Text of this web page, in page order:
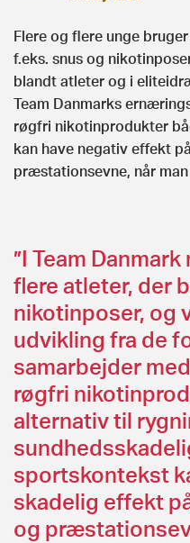
Flere og flere unge
f.eks. snus og
blandt atleter og i
Team Danmarks
røgfri nikotinprodukter
kan have negativ effekt
præstationsevne, når
”I Team
flere atleter, der
nikotinposer, og
udvikling fra de
samarbejder
røgfri
alternativ til
sportskontekst
skadelig effekt
og